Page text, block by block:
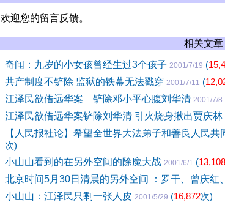
欢迎您的留言反馈。
相关文章
奇闻：九岁的小女孩曾经生过3个孩子 2001/7/19 (
共产制度不铲除 监狱的铁幕无法戳穿 2001/7/11 (
江泽民欲借远华案 铲除邓小平心腹刘华清 2001/7/8
江泽民欲借远华案铲除刘华清 引火烧身揪出贾庆林
【人民报社论】希望全世界大法弟子和善良人民共
次)
小山山看到的在另外空间的除魔大战 2001/6/1 (13,108
北京时间5月30日清晨的另外空间 ：罗干、曾庆红
小山山：江泽民只剩一张人皮 2001/5/29 (16,872次)